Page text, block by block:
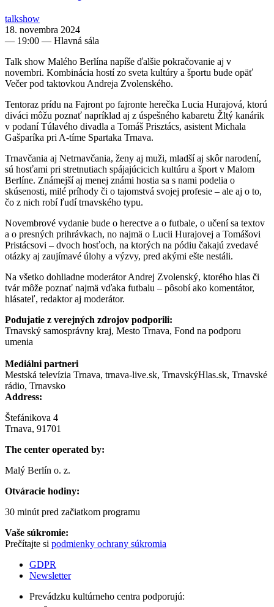
talkshow
18. novembra 2024
— 19:00 — Hlavná sála
Talk show Malého Berlína napíše ďalšie pokračovanie aj v
novembri. Kombinácia hostí zo sveta kultúry a športu bude opäť
Večer pod taktovkou Andreja Zvolenského.
Tentoraz prídu na Fajront po fajronte herečka Lucia Hurajová, ktorú
diváci môžu poznať napríklad aj z úspešného kabaretu Žltý kanárik
v podaní Túlavého divadla a Tomáš Prisztács, asistent Michala
Gašparíka pri A-tíme Spartaka Trnava.
Trnavčania aj Netrnavčania, ženy aj muži, mladší aj skôr narodení,
sú hosťami pri stretnutiach spájajúcicich kultúru a šport v Malom
Berlíne. Známejší aj menej známi hostia sa s nami podelia o
skúsenosti, milé príhody či o tajomstvá svojej profesie – ale aj o to,
čo z nich robí ľudí trnavského typu.
Novembrové vydanie bude o herectve a o futbale, o učení sa textov
a o presných prihrávkach, no najmä o Lucii Hurajovej a Tomášovi
Pristácsovi – dvoch hosťoch, na ktorých na pódiu čakajú zvedavé
otázky aj zaujímavé úlohy a výzvy, pred akými ešte nestáli.
Na všetko dohliadne moderátor Andrej Zvolenský, ktorého hlas či
tvár môže poznať najmä vďaka futbalu – pôsobí ako komentátor,
hlásateľ, redaktor aj moderátor.
Podujatie z verejných zdrojov podporili:
Trnavský samosprávny kraj, Mesto Trnava, Fond na podporu
umenia
Mediálni partneri
Mestská televízia Trnava, trnava-live.sk, TrnavskýHlas.sk, Trnavské
rádio, Trnavsko
Address:
Štefánikova 4
Trnava, 91701
The center operated by:
Malý Berlín o. z.
Otváracie hodiny:
30 minút pred začiatkom programu
Vaše súkromie:
Prečítajte si podmienky ochrany súkromia
GDPR
Newsletter
Prevádzku kultúrneho centra podporujú: